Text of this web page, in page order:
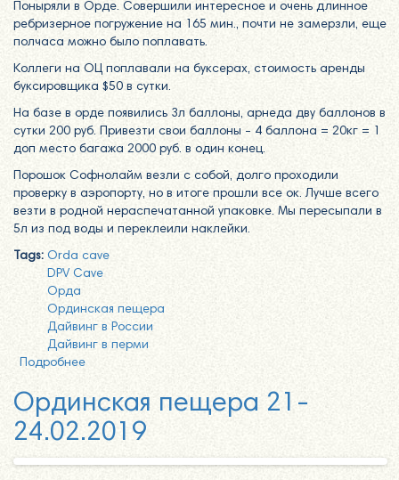
Поныряли в Орде. Совершили интересное и очень длинное
ребризерное погружение на 165 мин., почти не замерзли, еще
полчаса можно было поплавать.
Коллеги на ОЦ поплавали на буксерах, стоимость аренды
буксировщика $50 в сутки.
На базе в орде появились 3л баллоны, арнеда дву баллонов в
сутки 200 руб. Привезти свои баллоны - 4 баллона = 20кг = 1
доп место багажа 2000 руб. в один конец.
Порошок Софнолайм везли с собой, долго проходили
проверку в аэропорту, но в итоге прошли все ок. Лучше всего
везти в родной нераспечатанной упаковке. Мы пересыпали в
5л из под воды и переклеили наклейки.
Tags: Orda cave
DPV Cave
Орда
Ординская пещера
Дайвинг в России
Дайвинг в перми
Подробнее
Ординская пещера 21-
24.02.2019